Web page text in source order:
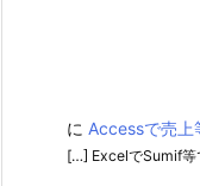
に Accessで売上
[…] ExcelでSumif等